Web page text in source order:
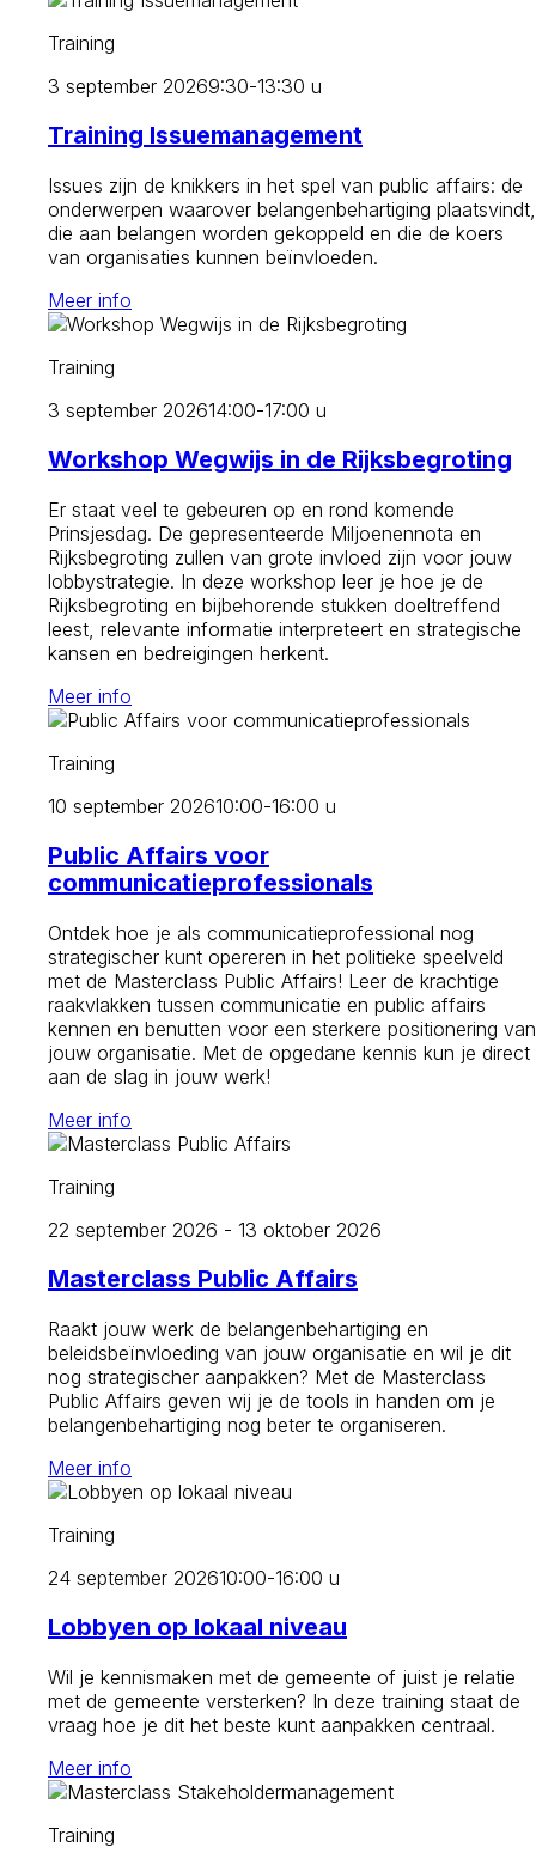
Training
3 september 20269:30-13:30 u
Training Issuemanagement
Issues zijn de knikkers in het spel van public affairs: de
onderwerpen waarover belangenbehartiging plaatsvindt,
die aan belangen worden gekoppeld en die de koers
van organisaties kunnen beïnvloeden.
Meer info
Training
3 september 202614:00-17:00 u
Workshop Wegwijs in de Rijksbegroting
Er staat veel te gebeuren op en rond komende
Prinsjesdag. De gepresenteerde Miljoenennota en
Rijksbegroting zullen van grote invloed zijn voor jouw
lobbystrategie. In deze workshop leer je hoe je de
Rijksbegroting en bijbehorende stukken doeltreffend
leest, relevante informatie interpreteert en strategische
kansen en bedreigingen herkent.
Meer info
Training
10 september 202610:00-16:00 u
Public Affairs voor
communicatieprofessionals
Ontdek hoe je als communicatieprofessional nog
strategischer kunt opereren in het politieke speelveld
met de Masterclass Public Affairs! Leer de krachtige
raakvlakken tussen communicatie en public affairs
kennen en benutten voor een sterkere positionering van
jouw organisatie. Met de opgedane kennis kun je direct
aan de slag in jouw werk!
Meer info
Training
22 september 2026 - 13 oktober 2026
Masterclass Public Affairs
Raakt jouw werk de belangenbehartiging en
beleidsbeïnvloeding van jouw organisatie en wil je dit
nog strategischer aanpakken? Met de Masterclass
Public Affairs geven wij je de tools in handen om je
belangenbehartiging nog beter te organiseren.
Meer info
Training
24 september 202610:00-16:00 u
Lobbyen op lokaal niveau
Wil je kennismaken met de gemeente of juist je relatie
met de gemeente versterken? In deze training staat de
vraag hoe je dit het beste kunt aanpakken centraal.
Meer info
Training